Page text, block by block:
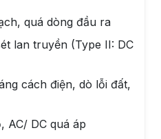
quá dòng đầu ra
lan truyền (Type II: DC
cách điện, dò lỗi đất,
AC/ DC quá áp